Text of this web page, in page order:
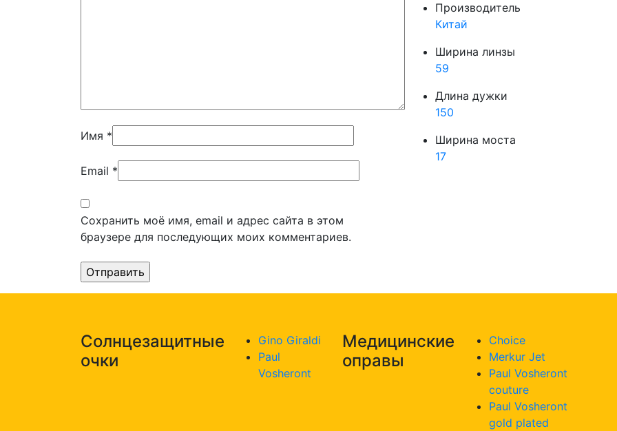
Имя *
Email *
Сохранить моё имя, email и адрес сайта в этом
браузере для последующих моих комментариев.
Производитель
Китай
Ширина линзы
59
Длина дужки
150
Ширина моста
17
Солнцезащитные
очки
Gino Giraldi
Paul
Vosheront
Медицинские
оправы
Choice
Merkur Jet
Paul Vosheront
couture
Paul Vosheront
gold plated